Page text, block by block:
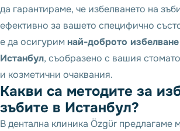
да гарантираме, че избелването на
ефективно за вашето специфично
е да осигурим най-доброто
Истанбул, съобразено с вашия
и козметични очаквания.
Какви са методите за
зъбите в Истанбул?
В дентална клиника Özgür предлагаме